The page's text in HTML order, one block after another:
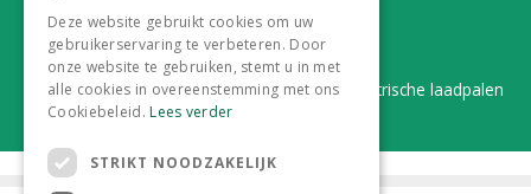
Duurzaam en dorpsgemak
Lever je statiegeldflessen bij ons in én elektrische laadpalen
Deze website gebruikt cookies om uw
gebruikerservaring te verbeteren. Door
onze website te gebruiken, stemt u in met
alle cookies in overeenstemming met ons
Cookiebeleid. Lees verder
STRIKT NOODZAKELIJK